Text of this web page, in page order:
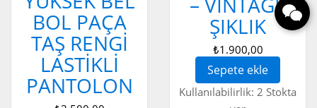
BOL PAÇA
TAŞ RENGI
LASTIKLI
PANTOLON
ŞIKLIK
₺1.900,00
Sepete ekle
Kullanılabilirlik: 2 Stokta